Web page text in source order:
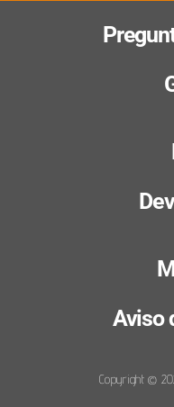
Aviso
Copyright ©